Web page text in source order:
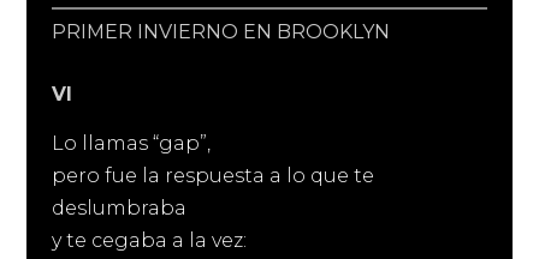
PRIMER INVIERNO EN BROOKLYN
VI
Lo llamas “gap”,
pero fue la respuesta a lo que te
deslumbraba
y te cegaba a la vez: